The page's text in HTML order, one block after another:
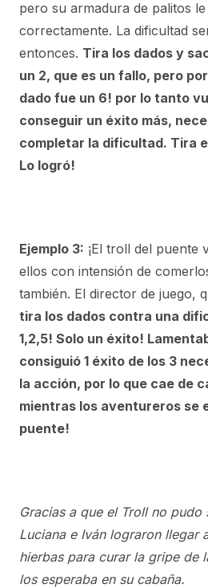
pero su armadura de palitos
correctamente. La dificultad
entonces. Tira los dados y
un 2, que es un fallo, pero
dado fue un 6! por lo tanto
conseguir un éxito más,
completar la dificultad. Tira
Lo logró!
Ejemplo 3: ¡El troll del puente
ellos con intensión de
también. El director de juego,
tira los dados contra una
1,2,5! Solo un éxito!
consiguió 1 éxito de los 3
la acción, por lo que cae de
mientras los aventureros se
puente!
Gracias a que el Troll no pudo
Luciana e Iván lograron llegar
hierbas para curar la gripe de
los esperaba en su cabaña.